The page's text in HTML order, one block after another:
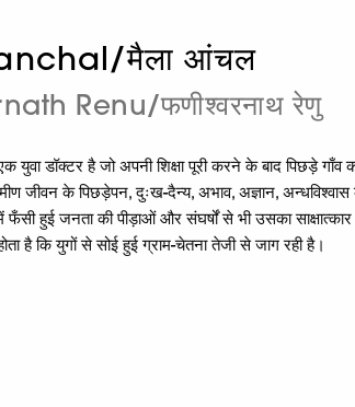
मैला आंचल
Renu/फणीश्वरनाथ रेणु
युवा डॉक्टर है जो अपनी शिक्षा पूरी करने के बाद पिछड़े गाँव
जीवन के पिछड़ेपन, दुःख-दैन्य, अभाव, अज्ञान,
फँसी हुई जनता की पीड़ाओं और संघर्षों से भी उसका
है कि युगों से सोई हुई ग्राम-चेतना तेजी से जाग रही है।